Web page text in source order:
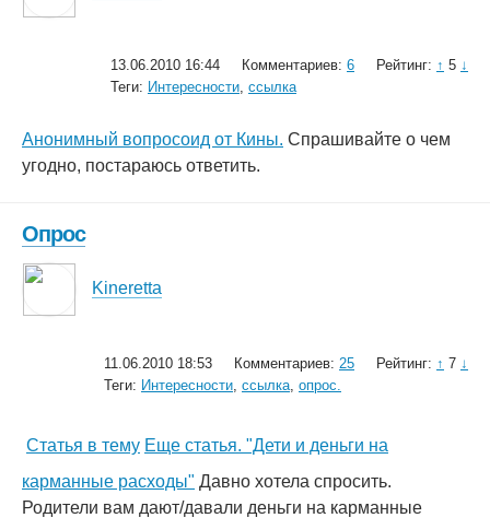
13.06.2010 16:44 Комментариев: 6 Рейтинг: ↑ 5 ↓
Теги: Интересности, ссылка
Анонимный вопросоид от Кины. Спрашивайте о чем
угодно, постараюсь ответить.
Опрос
Kineretta
11.06.2010 18:53 Комментариев: 25 Рейтинг: ↑ 7 ↓
Теги: Интересности, ссылка, опрос.
Статья в тему Еще статья. "Дети и деньги на
карманные расходы" Давно хотела спросить.
Родители вам дают/давали деньги на карманные